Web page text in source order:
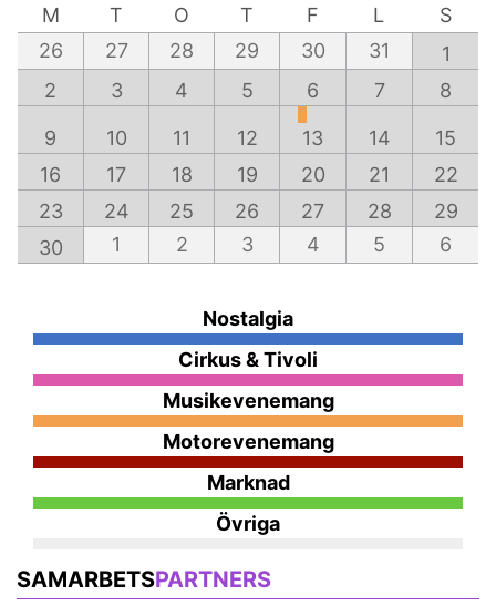
M
T O T F L
S
26
27 28 29 30 31
1
2
3 4 5 6 7 8
9 10 11 12 13 14
15
16
17 18 19 20 21
22
23
24 25 26 27 28
29
30
1 2 3 4 5 6
Nostalgia
Cirkus & Tivoli
Musikevenemang
Motorevenemang
Marknad
Övriga
SAMARBETSPARTNERS